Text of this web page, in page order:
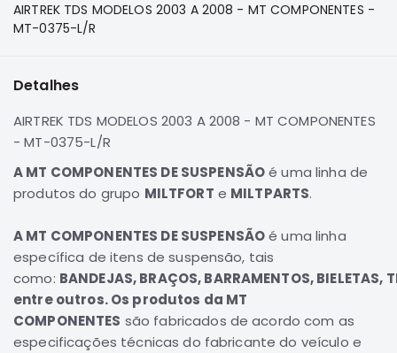
Suspensão
Transmissão
Acessórios
Sport
e
Full
Motor
Freio
AIRTREK TDS MODELOS 2003 A 2008 - MT COMPONENTES -
MT-0375-L/R
Detalhes
AIRTREK TDS MODELOS 2003 A 2008 - MT COMPONENTES
- MT-0375-L/R
A MT COMPONENTES DE SUSPENSÃOé uma linha de
produtos do grupo MILTFORT e MILTPARTS.
A MT COMPONENTES DE SUSPENSÃOé uma linha
específica de itens de suspensão, tais
como: BANDEJAS, BRAÇOS, BARRAMENTOS, BIELETAS,
entre outros. Os produtos da MT
COMPONENTES são fabricados de acordo com as
especificações técnicas do fabricante do veículo e